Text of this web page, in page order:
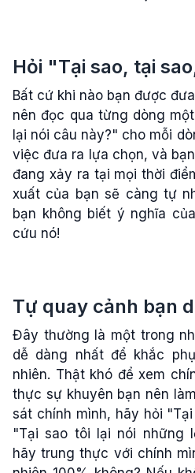
Hỏi "Tại sao, tại
Bất cứ khi nào bạn được
nên đọc qua từng dòng
lại nói câu này?" cho mỗi
việc đưa ra lựa chọn, và
đang xảy ra tại mọi thời
xuất của bạn sẽ càng tự
bạn không biết ý nghĩa
cứu nó!
Tự quay cảnh bạn
Đây thường là một trong
dễ dàng nhất để khắc
nhiên. Thật khó để xem
thực sự khuyên bạn nên
sát chính mình, hãy hỏi
"Tại sao tôi lại nói những
hãy trung thực với chính